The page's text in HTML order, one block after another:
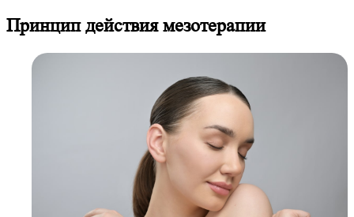
Принцип действия мезотерапии